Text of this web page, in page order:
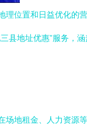
位置和日益优化的
县地址优惠”服务，
地租金、人力资源